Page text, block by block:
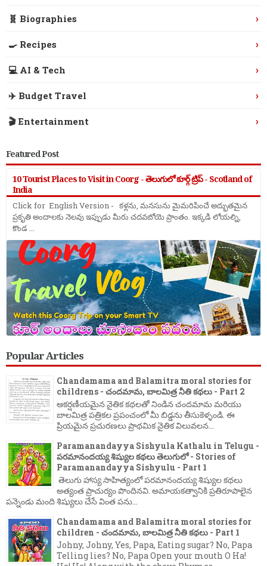
🧬 Biographies ›
🍳 Recipes ›
💻 AI & Tech ›
✈️ Budget Travel ›
🎬 Entertainment ›
Featured Post
10 Tourist Places to Visit in Coorg - తెలుగులో కూర్గ్ ట్రిప్ - Scotland of
India
Click for English Version - కళ్లను, మనసును మైమరిపించే అద్భుతమైన
ప్రకృతి అందాలకు నెలవు ఇప్పుడు మీరు చదవబోయె ప్రాంతం. ఇక్కడి లోయల్ని,
కొండ ...
Popular Articles
Chandamama and Balamitra moral stories for
childrens - చందమామ, బాలమిత్ర నీతి కథలు - Part 2
ఆకర్షణీయమైన నైతిక కథలతో నిండిన చందమామ మరియు
బాలమిత్ర పత్రికల ప్రపంచంలో మీ బిడ్డను తీసుకెళ్ళండి. ఈ
ప్రియమైన ప్రచురణలు ప్రాథమిక నైతిక విలువలన...
Paramanandayya Sishyula Kathalu in Telugu -
పరమానందయ్య శిష్యుల కథలు తెలుగులో - Stories of
Paramanandayya Sishyulu - Part 1
తెలుగు హాస్య సాహిత్యంలో పరమానందయ్య శిష్యుల కథలు
అత్యంత ప్రాచుర్యం పొందినవి. అమాయకత్వానికి ప్రతిరూపాలైన
పన్నెండు మంది శిష్యులు చేసే వింత పను...
Chandamama and Balamitra moral stories for
children - చందమామ, బాలమిత్ర నీతి కథలు - Part 1
Johny, Johny, Yes, Papa, Eating sugar? No, Papa
Telling lies? No, Papa Open your mouth O Ha!